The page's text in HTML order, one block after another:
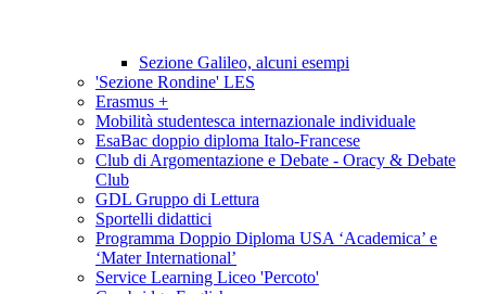
Sezione Galileo, alcuni esempi
'Sezione Rondine' LES
Erasmus +
Mobilità studentesca internazionale individuale
EsaBac doppio diploma Italo-Francese
Club di Argomentazione e Debate - Oracy & Debate
Club
GDL Gruppo di Lettura
Sportelli didattici
Programma Doppio Diploma USA ‘Academica’ e
‘Mater International’
Service Learning Liceo 'Percoto'